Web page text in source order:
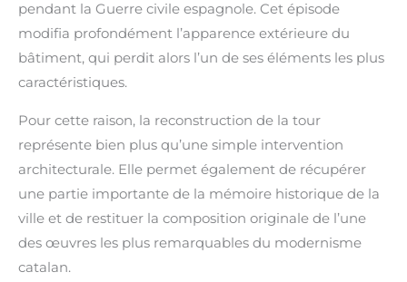
pendant la Guerre civile espagnole. Cet épisode
modifia profondément l’apparence extérieure du
bâtiment, qui perdit alors l’un de ses éléments les plus
caractéristiques.
Pour cette raison, la reconstruction de la tour
représente bien plus qu’une simple intervention
architecturale. Elle permet également de récupérer
une partie importante de la mémoire historique de la
ville et de restituer la composition originale de l’une
des œuvres les plus remarquables du modernisme
catalan.